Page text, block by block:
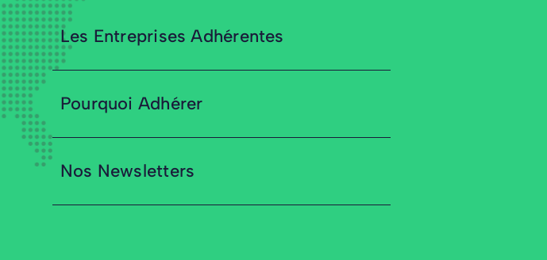
Les Entreprises Adhérentes
Pourquoi Adhérer
Nos Newsletters